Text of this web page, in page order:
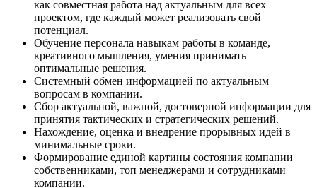
как совместная работа над актуальным для всех
проектом, где каждый может реализовать свой
потенциал.
Обучение персонала навыкам работы в команде,
креативного мышления, умения принимать
оптимальные решения.
Системный обмен информацией по актуальным
вопросам в компании.
Сбор актуальной, важной, достоверной информации для
принятия тактических и стратегических решений.
Нахождение, оценка и внедрение прорывных идей в
минимальные сроки.
Формирование единой картины состояния компании
собственниками, топ менеджерами и сотрудниками
компании.